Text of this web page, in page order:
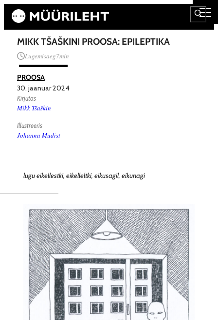
MIKK TŠAŠKINI PROOSA: EPILEPTIKA
Lugemisaeg7min
PROOSA
30. jaanuar 2024
Kirjutas
Mikk Tšaškin
Illustreeris
Johanna Mudist
lugu eikellestki, eikelleltki, eikusagil, eikunagi